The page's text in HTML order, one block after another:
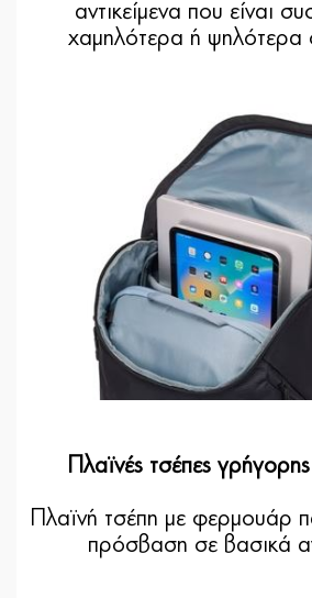
αντικείμενα που είναι
χαμηλότερα ή ψηλότερα
Πλαϊνές τσέπες
Πλαϊνή τσέπη με φερμουάρ
πρόσβαση σε βασικά